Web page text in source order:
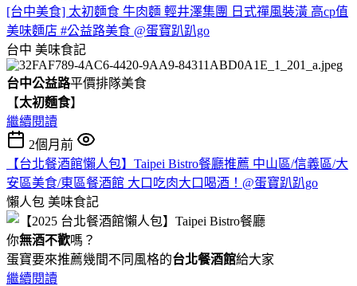
[台中美食] 太初麵食 牛肉麵 輕井澤集團 日式禪風裝潢 高cp值
美味麵店 #公益路美食 @蛋寶趴趴go
台中 美味食記
台中公益路平價排隊美食
【太初麵食】
繼續閱讀
2個月前
【台北餐酒館懶人包】Taipei Bistro餐廳推薦 中山區/信義區/大
安區美食/東區餐酒館 大口吃肉大口喝酒！@蛋寶趴趴go
懶人包 美味食記
你無酒不歡嗎？
蛋寶要來推薦幾間不同風格的台北餐酒館給大家
繼續閱讀